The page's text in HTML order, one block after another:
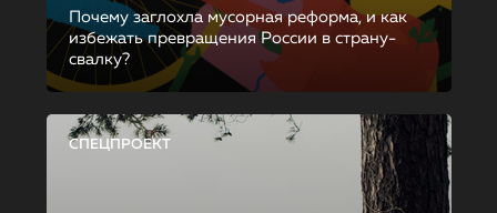
Почему заглохла мусорная реформа, и как
избежать превращения России в страну-
свалку?
СПЕЦПРОЕКТ